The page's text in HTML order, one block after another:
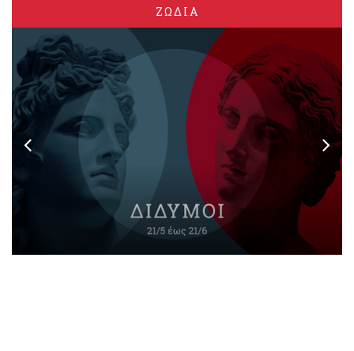
ΖΩΔΙΑ